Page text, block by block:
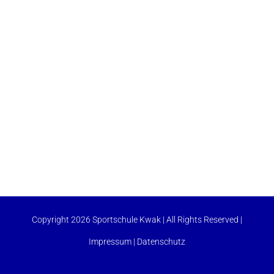
Copyright 2026 Sportschule Kwak | All Rights Reserved |
Impressum | Datenschutz